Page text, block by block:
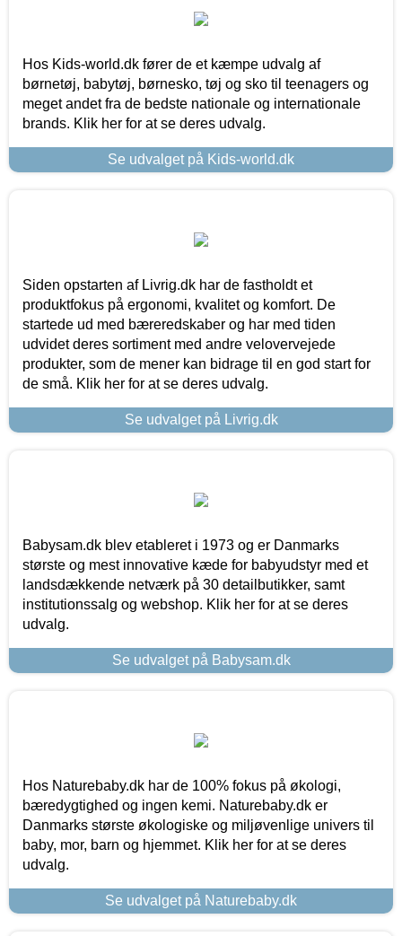
Hos Kids-world.dk fører de et kæmpe udvalg af
børnetøj, babytøj, børnesko, tøj og sko til teenagers og
meget andet fra de bedste nationale og internationale
brands. Klik her for at se deres udvalg.
Se udvalget på Kids-world.dk
Siden opstarten af Livrig.dk har de fastholdt et
produktfokus på ergonomi, kvalitet og komfort. De
startede ud med bæreredskaber og har med tiden
udvidet deres sortiment med andre velovervejede
produkter, som de mener kan bidrage til en god start for
de små. Klik her for at se deres udvalg.
Se udvalget på Livrig.dk
Babysam.dk blev etableret i 1973 og er Danmarks
største og mest innovative kæde for babyudstyr med et
landsdækkende netværk på 30 detailbutikker, samt
institutionssalg og webshop. Klik her for at se deres
udvalg.
Se udvalget på Babysam.dk
Hos Naturebaby.dk har de 100% fokus på økologi,
bæredygtighed og ingen kemi. Naturebaby.dk er
Danmarks største økologiske og miljøvenlige univers til
baby, mor, barn og hjemmet. Klik her for at se deres
udvalg.
Se udvalget på Naturebaby.dk